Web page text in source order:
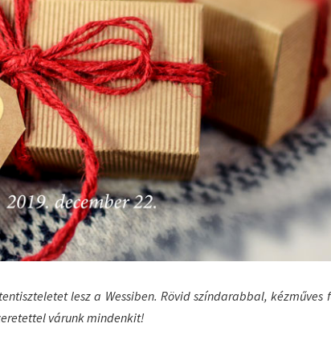
lesz a Wessiben. Rövid színdarabbal, kézműves
várunk mindenkit!